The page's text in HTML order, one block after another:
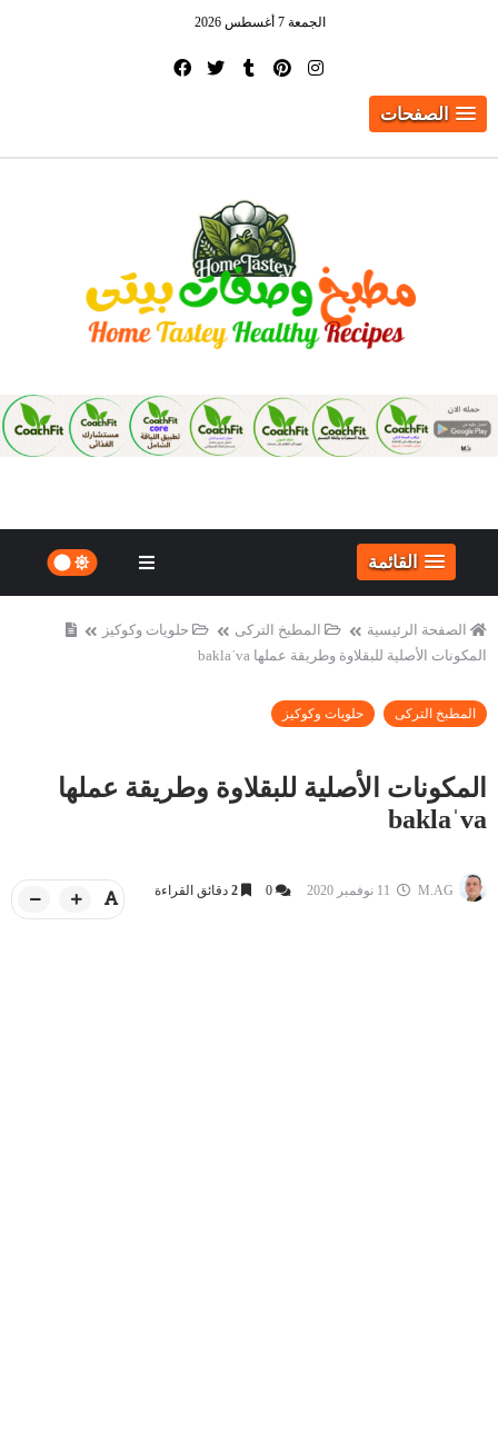
الجمعة 7 أغسطس 2026
الصفحات
القائمة
الصفحة الرئيسية المطبخ التركى
حلويات وكوكيز
المكونات الأصلية للبقلاوة وطريقة عملها baklaˈva
المطبخ التركى حلويات وكوكيز
المكونات الأصلية للبقلاوة وطريقة عملها
baklaˈva
M.AG
0
2 دقائق القراءة